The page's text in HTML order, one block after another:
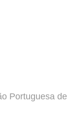
Portuguesa de